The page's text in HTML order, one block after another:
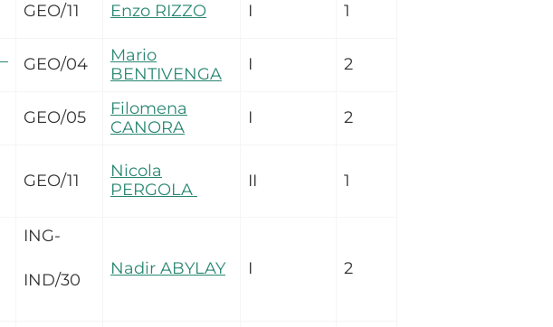
GEO/11 Enzo RIZZO I 1
GEO/04
Mario
BENTIVENGA
I 2
GEO/05
Filomena
CANORA
I 2
GEO/11
Nicola
PERGOLA
II 1
ING-
IND/30
Nadir ABYLAY I 2